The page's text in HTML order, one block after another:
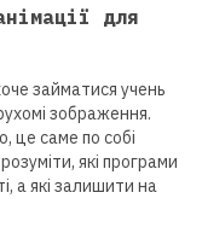
для
займатися учень
зображення.
це саме по собі
які програми
а які залишити на